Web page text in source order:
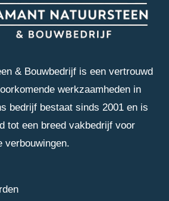
& Bouwbedrijf is een vertrouwd
werkzaamheden in
bedrijf bestaat sinds 2001 en is
tot een breed vakbedrijf voor
verbouwingen.